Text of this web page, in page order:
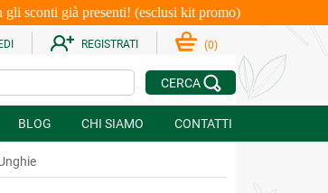
sconti già presenti! (esclusi kit promo)
REGISTRATI (0)
CERCA
BLOG CHI SIAMO CONTATTI